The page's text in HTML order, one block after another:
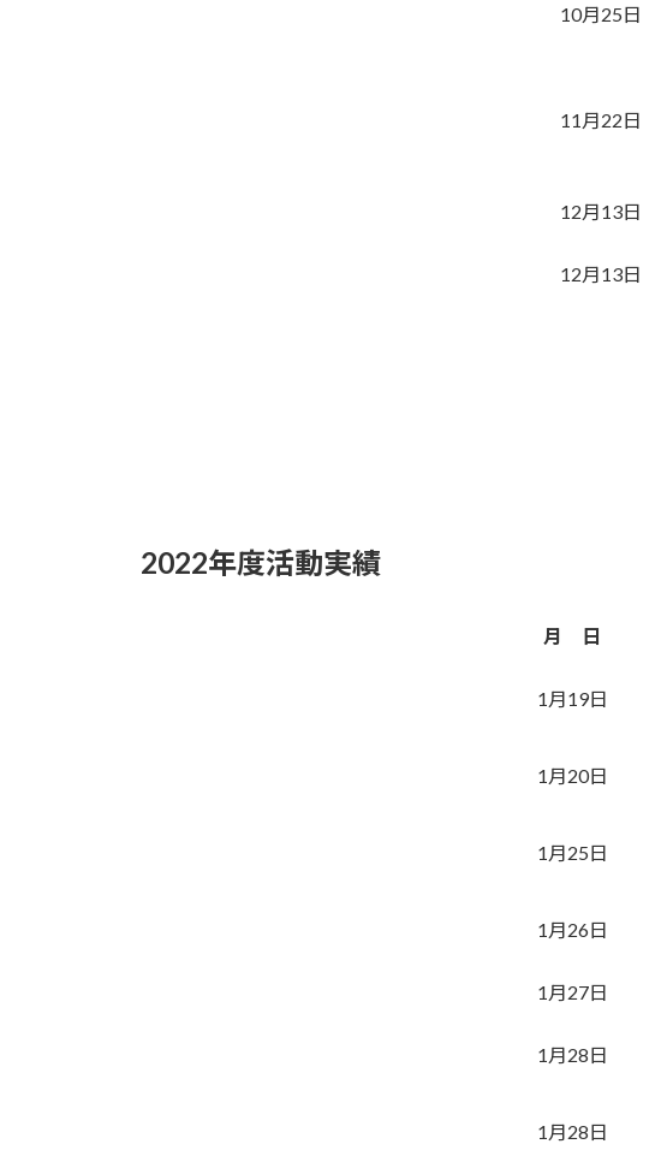
10月25日
11月22日
12月13日
12月13日
2022年度活動実績
月 日
1月19日
1月20日
1月25日
1月26日
1月27日
1月28日
1月28日